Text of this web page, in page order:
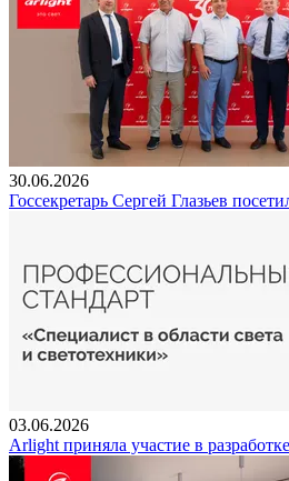
30.06.2026
Госсекретарь Сергей Глазьев
03.06.2026
Arlight приняла участие в